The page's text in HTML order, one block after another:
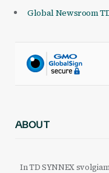
Global Newsroom
ABOUT
In TD SYNNEX